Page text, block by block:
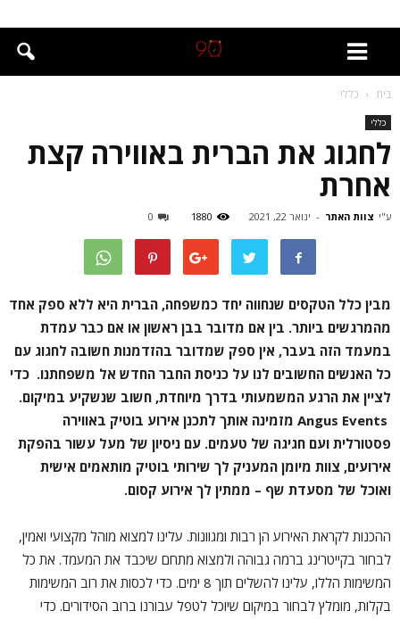
בית כללי
כללי
לחגוג את הברית באווירה קצת
אחרת
ע"י צוות האתר - ינואר 22, 2021 1880
0
מבין כלל הטקסים שנחווה יחד כמשפחה, הברית היא ללא ספק אחד
מהמרגשים ביותר. בין אם מדובר בבן ראשון או אם כבר עמדת
במעמד הזה בעבר, אין ספק שמדובר בהזדמנות חשובה לחגוג עם
כל האנשים החשובים לנו על כניסת החבר החדש אל משפחתנו. כדי
לציין את הרגע המשמעותי בדרך מיוחדת, חשוב שנשקיע במיקום.
Angus Events מזמינה אותך לתכנן אירוע בוטיק באווירה
פסטורלית ועם חגיגה של טעמים. עם ניסיון של מעל עשור בהפקת
אירועים, צוות מיומן המעניק לך שירותי בוטיק מותאמים אישית
ואוכל של מסעדת שף – ממתין לך אירוע קסום.
ההכנות לקראת האירוע הן רבות ומגוונות. עלינו למצוא מוהל מקצועי ואמין,
לבחור בקייטרינג ברמה גבוהה ולמצוא מתחם שיכבד את המעמד. את כל
המשימות הללו, עלינו להשלים תוך 8 ימים. כדי לכסות את רוב המשימות
בקלות, מומלץ לבחור במיקום שיוכל לטפל עבורנו ברוב הסידורים. כדי